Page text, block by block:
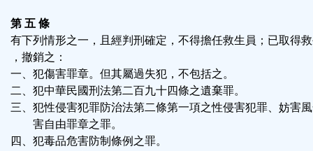
第 五 條
有下列情形之一，且經判刑確定，不得擔任救生員；已取得
，撤銷之：
一、犯傷害罪章。但其屬過失犯，不包括之。
二、犯中華民國刑法第二百九十四條之遺棄罪。
三、犯性侵害犯罪防治法第二條第一項之性侵害犯罪、妨害
害自由罪章之罪。
四、犯毒品危害防制條例之罪。